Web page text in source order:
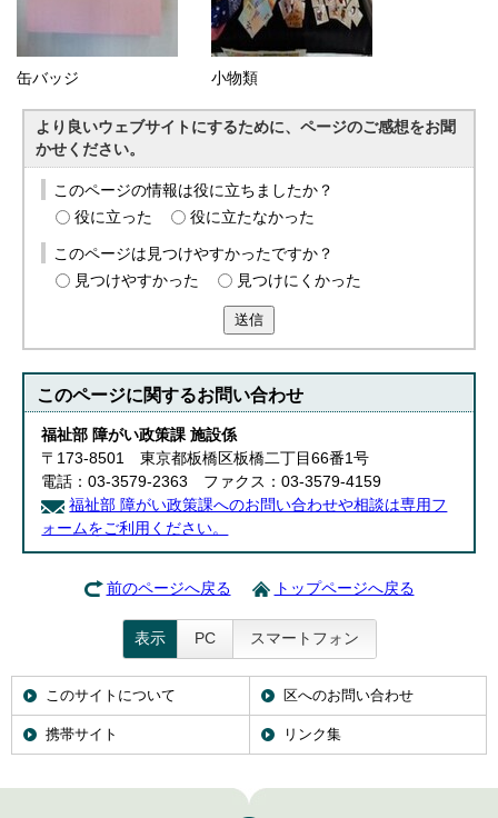
缶バッジ 小物類
より良いウェブサイトにするために、ページのご感想をお聞
かせください。
このページの情報は役に立ちましたか？
役に立った
役に立たなかった
このページは見つけやすかったですか？
見つけやすかった
見つけにくかった
送信
このページに関するお問い合わせ
福祉部 障がい政策課 施設係
〒173-8501 東京都板橋区板橋二丁目66番1号
電話：03-3579-2363 ファクス：03-3579-4159
福祉部 障がい政策課へのお問い合わせや相談は専用フ
ォームをご利用ください。
前のページへ戻る トップページへ戻る
表示 PC スマートフォン
このサイトについて 区へのお問い合わせ
携帯サイト リンク集